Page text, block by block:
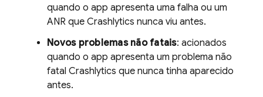
quando o app apresenta uma falha ou um
ANR que Crashlytics nunca viu antes.
Novos problemas não fatais: acionados
quando o app apresenta um problema não
fatal Crashlytics que nunca tinha aparecido
antes.